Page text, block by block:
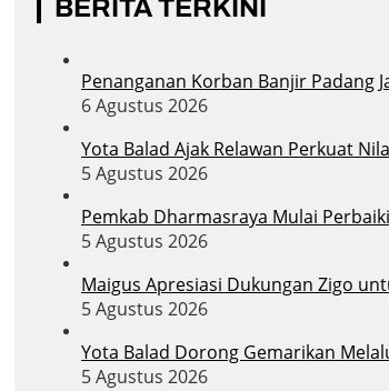
BERITA TERKINI
Penanganan Korban Banjir Padang
6 Agustus 2026
Yota Balad Ajak Relawan Perkuat
5 Agustus 2026
Pemkab Dharmasraya Mulai
5 Agustus 2026
Maigus Apresiasi Dukungan Zigo
5 Agustus 2026
Yota Balad Dorong Gemarikan
5 Agustus 2026